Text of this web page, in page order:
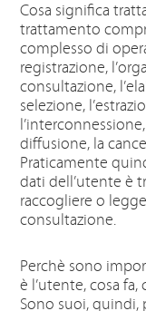
Cosa significa
trattamento
complesso di
registrazione,
consultazione,
selezione,
diffusione, la
Praticamente
dati dell’utente è
raccogliere o
consultazione.
Perchè sono
è l’utente, cosa
Sono suoi, quindi,